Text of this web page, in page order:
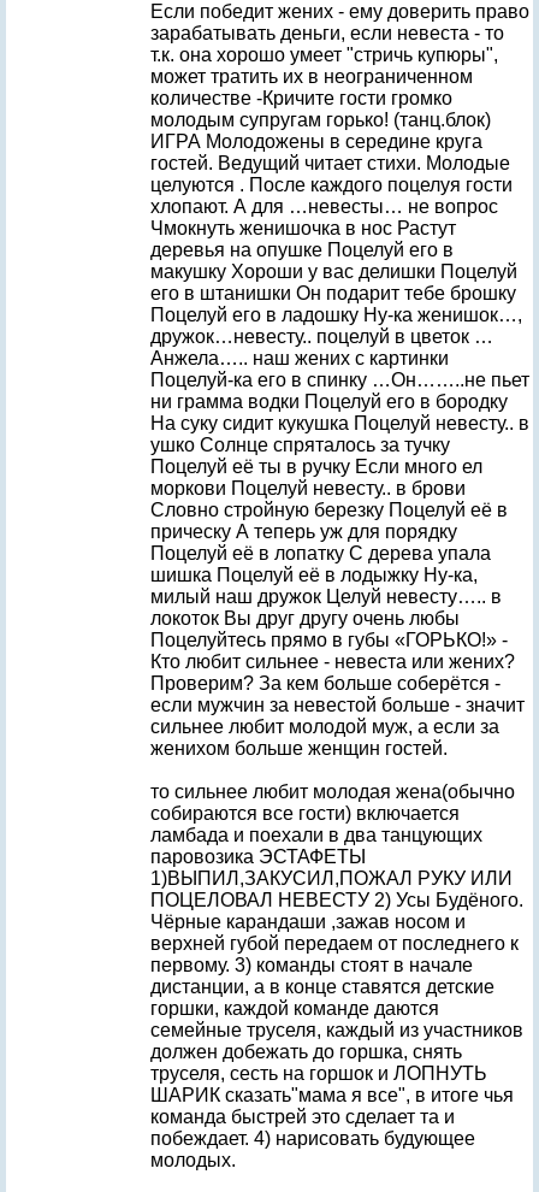
Если победит жених - ему доверить право
зарабатывать деньги, если невеста - то
т.к. она хорошо умеет "стричь купюры",
может тратить их в неограниченном
количестве -Кричите гости громко
молодым супругам горько! (танц.блок)
ИГРА Молодожены в середине круга
гостей. Ведущий читает стихи. Молодые
целуются . После каждого поцелуя гости
хлопают. А для …невесты… не вопрос
Чмокнуть женишочка в нос Растут
деревья на опушке Поцелуй его в
макушку Хороши у вас делишки Поцелуй
его в штанишки Он подарит тебе брошку
Поцелуй его в ладошку Ну-ка женишок…,
дружок…невесту.. поцелуй в цветок …
Анжела….. наш жених с картинки
Поцелуй-ка его в спинку …Он……..не пьет
ни грамма водки Поцелуй его в бородку
На суку сидит кукушка Поцелуй невесту.. в
ушко Солнце спряталось за тучку
Поцелуй её ты в ручку Если много ел
моркови Поцелуй невесту.. в брови
Словно стройную березку Поцелуй её в
прическу А теперь уж для порядку
Поцелуй её в лопатку С дерева упала
шишка Поцелуй её в лодыжку Ну-ка,
милый наш дружок Целуй невесту….. в
локоток Вы друг другу очень любы
Поцелуйтесь прямо в губы «ГОРЬКО!» -
Кто любит сильнее - невеста или жених?
Проверим? За кем больше соберётся -
если мужчин за невестой больше - значит
сильнее любит молодой муж, а если за
женихом больше женщин гостей.
то сильнее любит молодая жена(обычно
собираются все гости) включается
ламбада и поехали в два танцующих
паровозика ЭСТАФЕТЫ
1)ВЫПИЛ,ЗАКУСИЛ,ПОЖАЛ РУКУ ИЛИ
ПОЦЕЛОВАЛ НЕВЕСТУ 2) Усы Будёного.
Чёрные карандаши ,зажав носом и
верхней губой передаем от последнего к
первому. 3) команды стоят в начале
дистанции, а в конце ставятся детские
горшки, каждой команде даются
семейные труселя, каждый из участников
должен добежать до горшка, снять
труселя, сесть на горшок и ЛОПНУТЬ
ШАРИК сказать"мама я все", в итоге чья
команда быстрей это сделает та и
побеждает. 4) нарисовать будующее
молодых.